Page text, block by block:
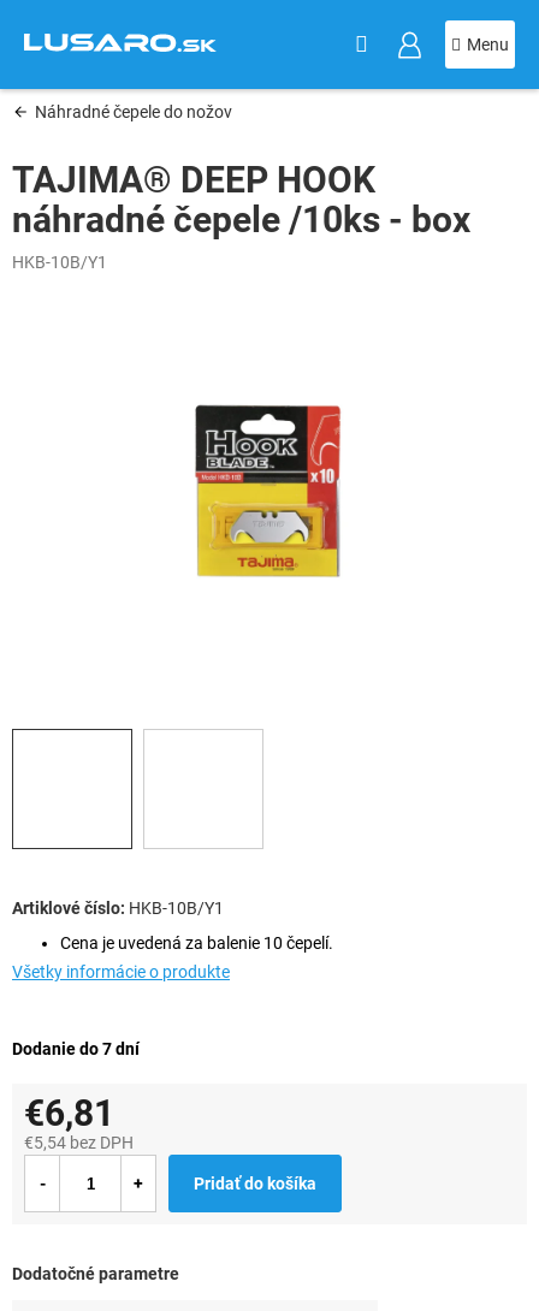
obsah
Náhradné čepele do nožov
TAJIMA® DEEP HOOK
náhradné čepele /10ks - box
HKB-10B/Y1
Dodanie do 7 dní
Cena je uvedená za balenie 10 čepelí.
Všetky informácie o produkte
Dodatočné parametre
HKB-10B/Y1
€6,81
€5,54 bez DPH
cena:
Pridať do košíka